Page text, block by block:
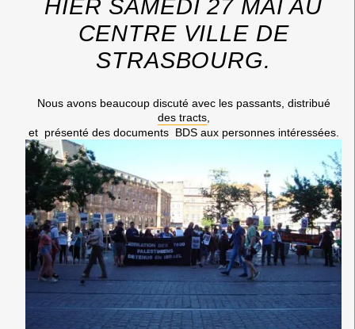
HIER SAMEDI 27 MAI AU
CENTRE VILLE DE
STRASBOURG.
Nous avons beaucoup discuté avec les passants, distribué
des tracts,
et présenté des documents BDS aux personnes intéressées.